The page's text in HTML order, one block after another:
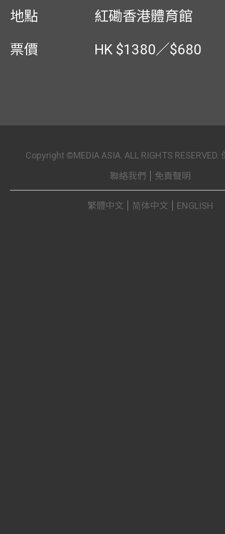
地點
紅磡香港體育館
票價
HK $1380／$680
Copyright ©MEDIA ASIA. ALL RIGHTS
聯絡我們
免責聲明
繁體中文 简体中文 ENGLISH